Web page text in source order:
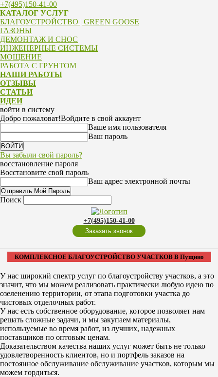
+7(495)150-41-00
КАТАЛОГ УСЛУГ
БЛАГОУСТРОЙСТВО | GREEN GOOSE
ГАЗОНЫ
ДЕМОНТАЖ И СНОС
ИНЖЕНЕРНЫЕ СИСТЕМЫ
МОЩЕНИЕ
РАБОТА С ГРУНТОМ
НАШИ РАБОТЫ
ОТЗЫВЫ
СТАТЬИ
ИДЕИ
войти в систему
Добро пожаловат!Войдите в свой аккаунт
Ваше имя пользователя
Ваш пароль
Вы забыли свой пароль?
восстановление пароля
Восстановите свой пароль
Ваш адрес электронной почты
Поиск
+7(495)150-41-00
Заказать звонок
КОМПЛЕКСНОЕ БЛАГОУСТРОЙСТВО УЧАСТКОВ В Пущино
У нас широкий спектр услуг по благоустройству участков, а это
значит, что мы можем реализовать практически любую идею по
озеленению территории, от этапа подготовки участка до
чистовых отделочных работ.
У нас есть собственное оборудование, которое позволяет нам
решать сложные задачи, и мы закупаем материалы,
используемые во время работ, из лучших, надежных
поставщиков по оптовым ценам.
Доказательством качества наших услуг может быть не только
удовлетворенность клиентов, но и портфель заказов на
постоянное обслуживание обслуживание участков, которым мы
можем гордиться.